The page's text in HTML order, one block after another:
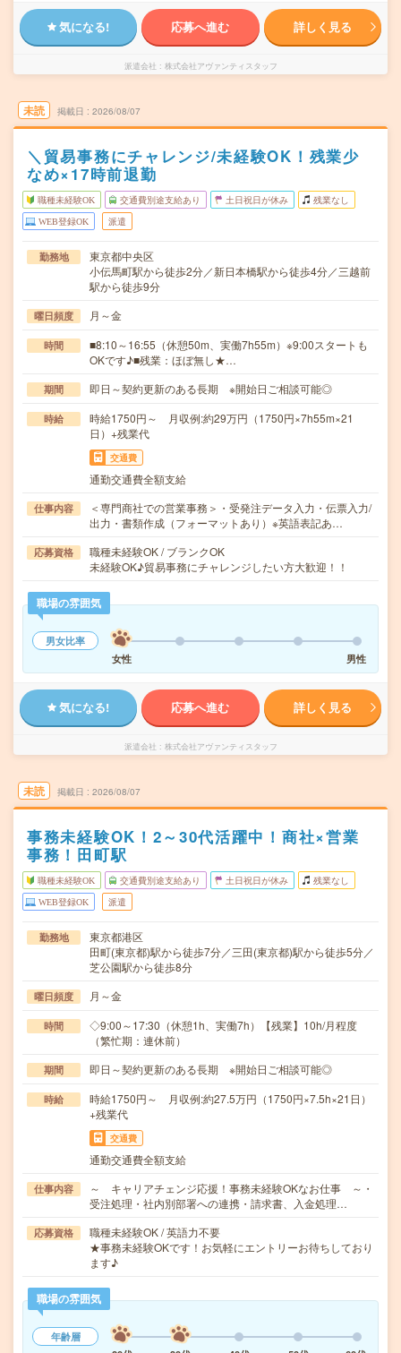
気になる! 応募へ進む 詳しく見る
派遣会社 株式会社アヴァンティスタッフ
未読 掲載日 2026/08/07
＼貿易事務にチャレンジ/未経験OK！残業少
なめ×17時前退勤
職種未経験OK 交通費別途支給あり 土日祝日が休み 残業なし
WEB登録OK 派遣
勤務地
東京都中央区
小伝馬町駅から徒歩2分／新日本橋駅から徒歩4分／三越前
駅から徒歩9分
曜日頻度 月～金
時間
■8:10～16:55（休憩50m、実働7h55m）※9:00スタートも
OKです♪■残業：ほぼ無し★…
期間 即日～契約更新のある長期 ※開始日ご相談可能◎
時給
時給1750円～ 月収例:約29万円（1750円×7h55m×21
日）+残業代
交通費
通勤交通費全額支給
仕事内容
＜専門商社での営業事務＞・受発注データ入力・伝票入力/
出力・書類作成（フォーマットあり）※英語表記あ…
応募資格
職種未経験OK / ブランクOK
未経験OK♪貿易事務にチャレンジしたい方大歓迎！！
職場の雰囲気
男女比率
女性
男性
気になる! 応募へ進む 詳しく見る
派遣会社 株式会社アヴァンティスタッフ
未読 掲載日 2026/08/07
事務未経験OK！2～30代活躍中！商社×営業
事務！田町駅
職種未経験OK 交通費別途支給あり 土日祝日が休み 残業なし
WEB登録OK 派遣
勤務地
東京都港区
田町(東京都)駅から徒歩7分／三田(東京都)駅から徒歩5分／
芝公園駅から徒歩8分
曜日頻度 月～金
時間
◇9:00～17:30（休憩1h、実働7h）【残業】10h/月程度
（繁忙期：連休前）
期間 即日～契約更新のある長期 ※開始日ご相談可能◎
時給
時給1750円～ 月収例:約27.5万円（1750円×7.5h×21日）
+残業代
交通費
通勤交通費全額支給
仕事内容
～ キャリアチェンジ応援！事務未経験OKなお仕事 ～・
受注処理・社内別部署への連携・請求書、入金処理…
応募資格
職種未経験OK / 英語力不要
★事務未経験OKです！お気軽にエントリーお待ちしており
ます♪
職場の雰囲気
年齢層